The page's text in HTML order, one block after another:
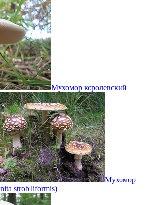
Мухомор королевский
Мухомор
strobiliformis)